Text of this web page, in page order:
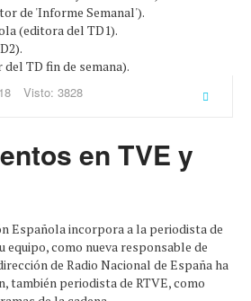
de 'Informe Semanal').
(editora del TD1).
TD fin de semana).
Visto: 3828
en TVE y
Española incorpora a la periodista de
equipo, como nueva responsable de
de Radio Nacional de España ha
también periodista de RTVE, como